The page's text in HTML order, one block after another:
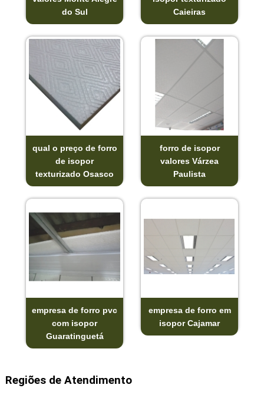
do Sul
Caieiras
qual o preço de forro
de isopor
texturizado Osasco
forro de isopor
valores Várzea
Paulista
empresa de forro pvc
com isopor
Guaratinguetá
empresa de forro em
isopor Cajamar
Regiões de Atendimento